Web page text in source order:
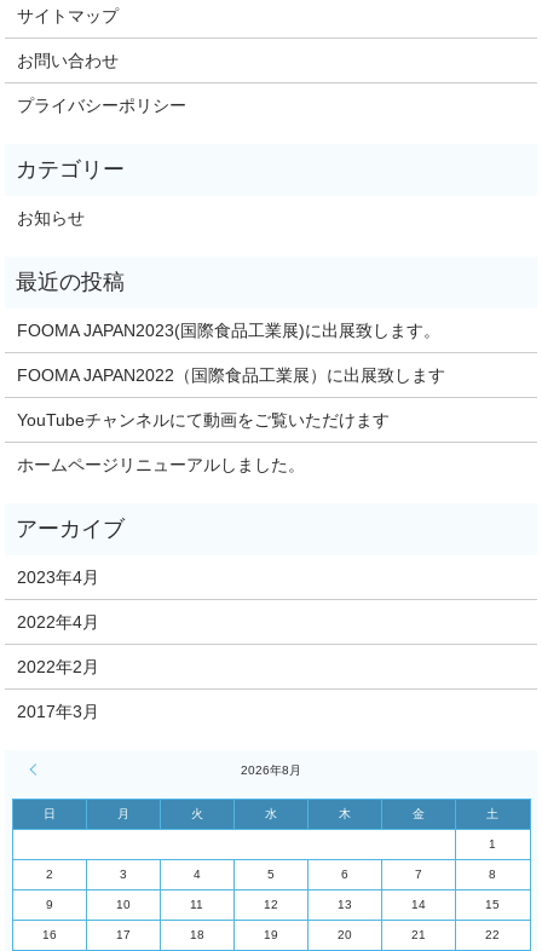
サイトマップ
お問い合わせ
プライバシーポリシー
お知らせ
FOOMA JAPAN2023(国際食品工業展)に出展致します。
FOOMA JAPAN2022（国際食品工業展）に出展致します
YouTubeチャンネルにて動画をご覧いただけます
ホームページリニューアルしました。
2023年4月
2022年4月
2022年2月
2017年3月
2026年8月
日 月 火 水 木 金 土
1
2 3 4 5 6 7 8
9 10 11 12 13 14 15
16 17 18 19 20 21 22